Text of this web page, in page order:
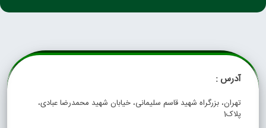
آدرس :
تهران، بزرگراه شهید قاسم سلیمانی، خیابان شهید محمدرضا عبادی،
پلاک1